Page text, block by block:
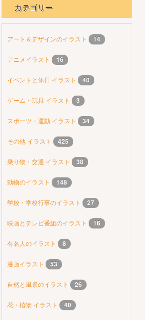
カテゴリー
アート＆デザインのイラスト 14
アニメイラスト 16
イベントと休日 イラスト 40
ゲーム・玩具 イラスト 3
スポーツ・運動 イラスト 34
その他 イラスト 425
乗り物・交通 イラスト 38
動物のイラスト 148
学校・学校行事のイラスト 27
映画とテレビ番組のイラスト 16
有名人のイラスト 8
漫画イラスト 53
自然と風景のイラスト 26
花・植物 イラスト 40